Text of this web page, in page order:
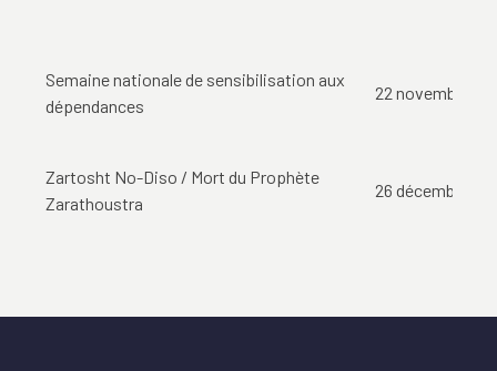
Semaine nationale de sensibilisation aux
dépendances
22 novembre
Zartosht No-Diso / Mort du Prophète
Zarathoustra
26 décembre